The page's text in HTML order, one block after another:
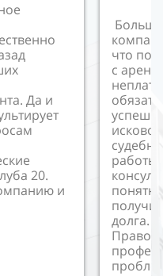
Да и
20.
и
что
с
работы
долга.